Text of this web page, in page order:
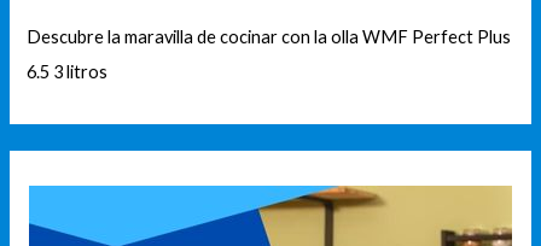
Descubre la maravilla de cocinar con la olla WMF Perfect Plus
6.5 3 litros